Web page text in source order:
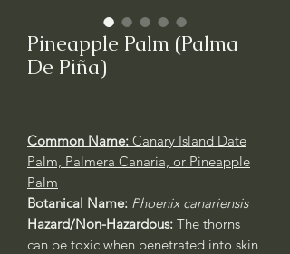
Pineapple Palm (Palma
De Piña)
Common Name: Canary Island Date
Palm, Palmera Canaria, or Pineapple
Palm
Botanical Name: Phoenix canariensis
Hazard/Non-Hazardous: The thorns
can be toxic when penetrated into skin